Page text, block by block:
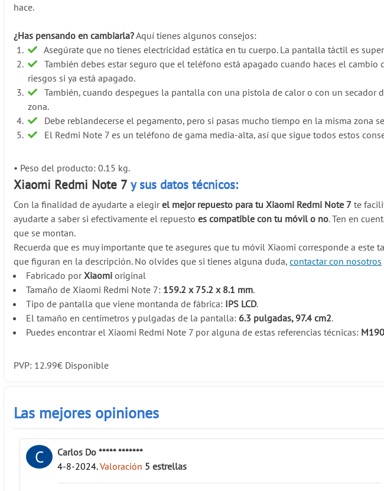
hace.
¿Has pensando en cambiarla?Aquí tienes algunos consejos:
Asegúrate que no tienes electricidad estática en tu cuerpo. La pantalla táctil es
También debes estar seguro que el teléfono está apagado cuando haces el
riesgos si ya está apagado.
También, cuando despegues la pantalla con una pistola de calor o con un
zona.
Debe reblandecerse el pegamento, pero si pasas mucho tiempo en la misma zona
El Redmi Note 7 es un teléfono de gama media-alta, así que sigue todos estos
• Peso del producto: 0.15 kg.
Xiaomi Redmi Note 7 y sus datos técnicos:
Con la finalidad de ayudarte a elegirel mejor repuesto para tu Xiaomi Redmi Note 7 te
ayudarte a saber si efectivamente el repuestoes compatible con tu móvil o no. Ten en
que se montan.
Recuerda que es muy importante que te asegures que tu móvil Xiaomi corresponde a este
que figuran en la descripción. No olvides que si tienes alguna duda,contactar con nosotros
Fabricado porXiaomi original
Tamaño de Xiaomi Redmi Note 7: 159.2 x 75.2 x 8.1 mm.
Tipo de pantalla que viene montanda de fábrica: IPS LCD.
El tamaño en centímetros y pulgadas de la pantalla: 6.3 pulgadas, 97.4 cm2.
Puedes encontrar el Xiaomi Redmi Note 7 por alguna de estas referencias técnicas:
PVP: 12.99€ Disponible
Las mejores opiniones
C
Carlos Do ***** *******
4-8-2024.Valoración 5 estrellas